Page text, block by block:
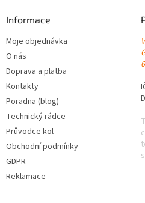
Informace
Moje objednávka
O nás
Doprava a platba
Kontakty
Poradna (blog)
Technický rádce
Průvodce kol
Obchodní podmínky
GDPR
Reklamace